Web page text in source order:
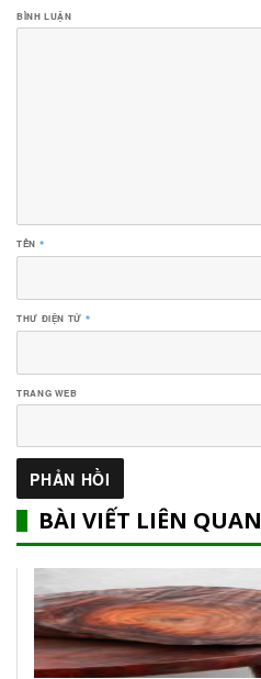
BÌNH LUẬN
TÊN *
THƯ ĐIỆN TỬ *
TRANG WEB
BÀI VIẾT LIÊN QUAN